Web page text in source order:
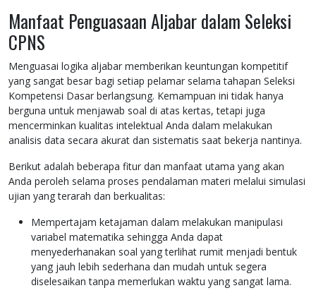
Manfaat Penguasaan Aljabar dalam Seleksi
CPNS
Menguasai logika aljabar memberikan keuntungan kompetitif
yang sangat besar bagi setiap pelamar selama tahapan Seleksi
Kompetensi Dasar berlangsung. Kemampuan ini tidak hanya
berguna untuk menjawab soal di atas kertas, tetapi juga
mencerminkan kualitas intelektual Anda dalam melakukan
analisis data secara akurat dan sistematis saat bekerja nantinya.
Berikut adalah beberapa fitur dan manfaat utama yang akan
Anda peroleh selama proses pendalaman materi melalui simulasi
ujian yang terarah dan berkualitas:
Mempertajam ketajaman dalam melakukan manipulasi
variabel matematika sehingga Anda dapat
menyederhanakan soal yang terlihat rumit menjadi bentuk
yang jauh lebih sederhana dan mudah untuk segera
diselesaikan tanpa memerlukan waktu yang sangat lama.